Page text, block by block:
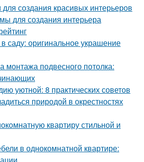
создания красивых интерьеров
для создания интерьера
саду: оригинальное украшение
монтажа подвесного потолка:
уютной: 8 практических советов
природой в окрестностях
квартиру стильной и
в однокомнатной квартире: